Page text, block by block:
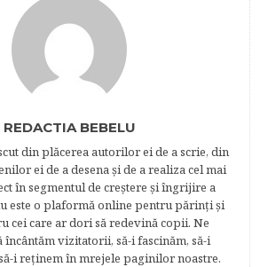
REDACTIA BEBELU
din plăcerea autorilor ei de a scrie, din
ei de a desena şi de a realiza cel mai
în segmentul de creştere şi îngrijire a
este o plaformă online pentru părinţi şi
cei care ar dori să redevină copii. Ne
vizitatorii, să-i fascinăm, să-i
i reţinem în mrejele paginilor noastre.​